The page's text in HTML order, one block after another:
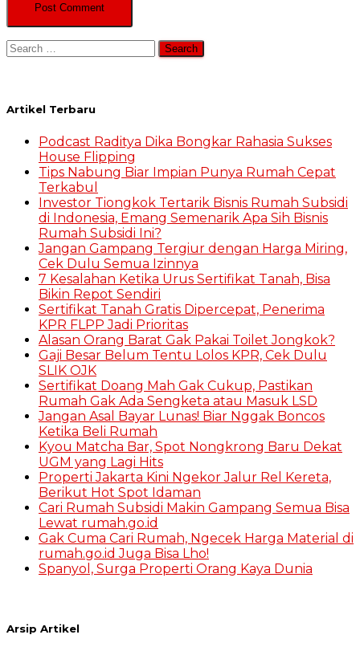
Search
Artikel Terbaru
Podcast Raditya Dika Bongkar Rahasia Sukses
House Flipping
Tips Nabung Biar Impian Punya Rumah Cepat
Terkabul
Investor Tiongkok Tertarik Bisnis Rumah Subsidi
di Indonesia, Emang Semenarik Apa Sih Bisnis
Rumah Subsidi Ini?
Jangan Gampang Tergiur dengan Harga Miring,
Cek Dulu Semua Izinnya
7 Kesalahan Ketika Urus Sertifikat Tanah, Bisa
Bikin Repot Sendiri
Sertifikat Tanah Gratis Dipercepat, Penerima
KPR FLPP Jadi Prioritas
Alasan Orang Barat Gak Pakai Toilet Jongkok?
Gaji Besar Belum Tentu Lolos KPR, Cek Dulu
SLIK OJK
Sertifikat Doang Mah Gak Cukup, Pastikan
Rumah Gak Ada Sengketa atau Masuk LSD
Jangan Asal Bayar Lunas! Biar Nggak Boncos
Ketika Beli Rumah
Kyou Matcha Bar, Spot Nongkrong Baru Dekat
UGM yang Lagi Hits
Properti Jakarta Kini Ngekor Jalur Rel Kereta,
Berikut Hot Spot Idaman
Cari Rumah Subsidi Makin Gampang Semua Bisa
Lewat rumah.go.id
Gak Cuma Cari Rumah, Ngecek Harga Material di
rumah.go.id Juga Bisa Lho!
Spanyol, Surga Properti Orang Kaya Dunia
Arsip Artikel